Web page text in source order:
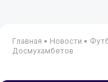
Главная • Новости •
Досмухамбетов